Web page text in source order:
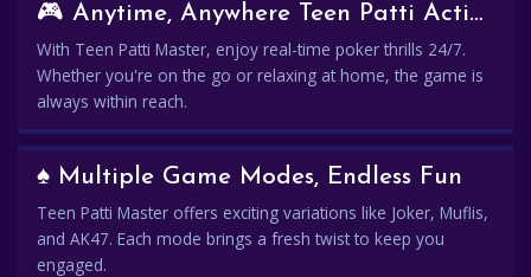
🎮 Anytime, Anywhere Teen Patti Action
With Teen Patti Master, enjoy real-time poker thrills 24/7.
Whether you're on the go or relaxing at home, the game is
always within reach.
♠️ Multiple Game Modes, Endless Fun
Teen Patti Master offers exciting variations like Joker, Muflis,
and AK47. Each mode brings a fresh twist to keep you
engaged.